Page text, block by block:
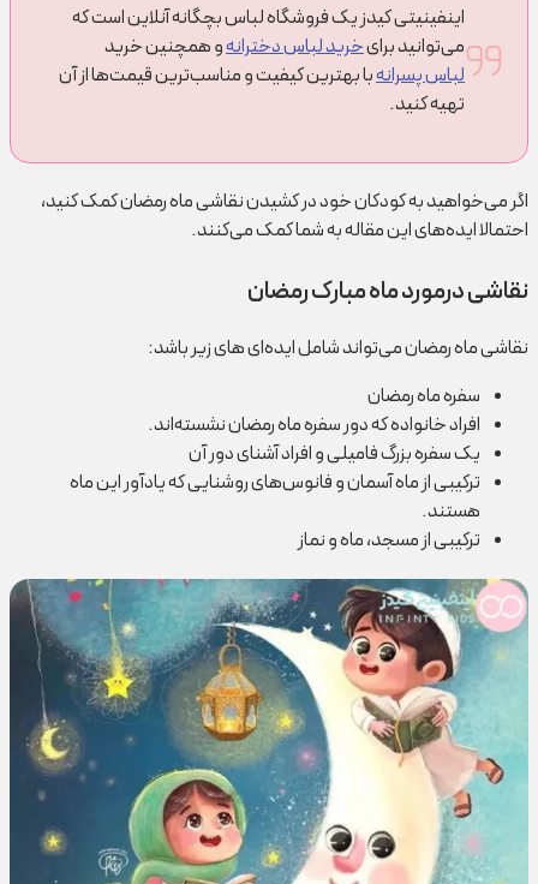
اینفینیتی کیدز یک فروشگاه لباس بچگانه آنلاین است که
می‌توانید برایخرید لباس دخترانهو همچنین خرید
لباس پسرانهبا بهترین کیفیت و مناسب‌ترین قیمت‌ها از آن
تهیه کنید.
اگر می‌خواهید به کودکان خود در کشیدن نقاشی ماه رمضان کمک کنید،
احتمالا ایده‌های این مقاله به شما کمک می‌کنند.
نقاشی درمورد ماه مبارک رمضان
نقاشی ماه رمضان می‌تواند شامل ایده‌ای های زیر باشد:
سفره ماه رمضان
افراد خانواده که دور سفره ماه رمضان نشسته‌اند.
یک سفره بزرگ فامیلی و افراد آشنای دور آن
ترکیبی از ماه آسمان و فانوس‌های روشنایی که یادآور این ماه
هستند.
ترکیبی از مسجد، ماه و نماز